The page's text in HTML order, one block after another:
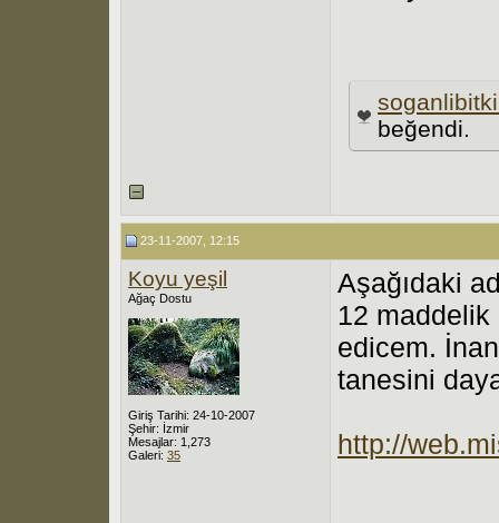
beğendi.
23-11-2007, 12:15
Koyu yeşil
Ağaç Dostu
Giriş Tarihi: 24-10-2007
Şehir: İzmir
Mesajlar: 1,273
Galeri: 35
Aşağıdaki
12 maddelik
edicem.
tanesini
http://